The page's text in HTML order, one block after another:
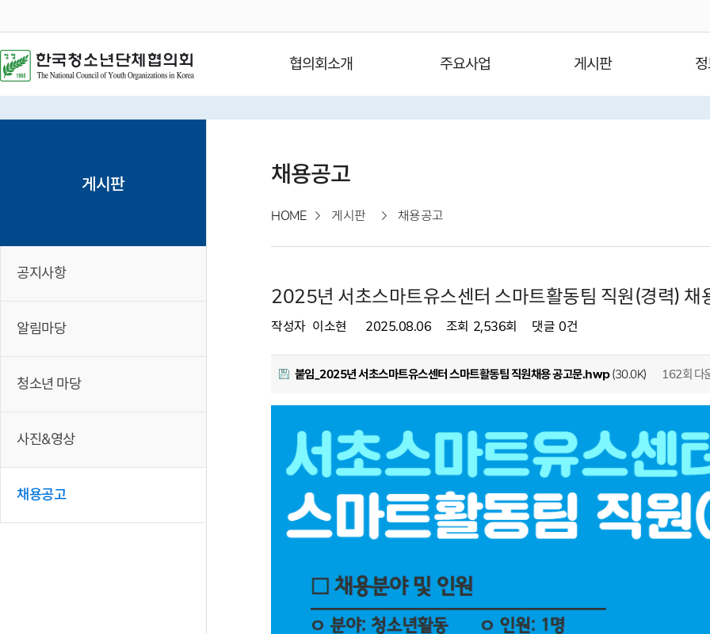
협의회소개 주요사업 게시판
게시판
공지사항
알림마당
청소년 마당
사진&영상
채용공고
채용공고
HOME 게시판 채용공고
2025년 서초스마트유스센터 스마트활동팀 직원(경력) 채
작성자 이소현 2025.08.06 조회 2,536회 댓글 0건
붙임_2025년 서초스마트유스센터 스마트활동팀 직원채용 공고문.hwp(30.0K) 162회 다